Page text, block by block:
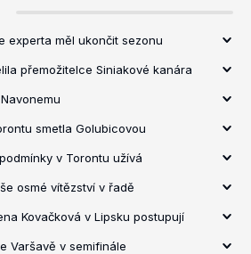
experta měl ukončit sezonu
přemožitelce Siniakové kanára
smetla Golubicovou
v Torontu užívá
osmé vítězství v řadě
Kovačková v Lipsku postupují
Varšavě v semifinále